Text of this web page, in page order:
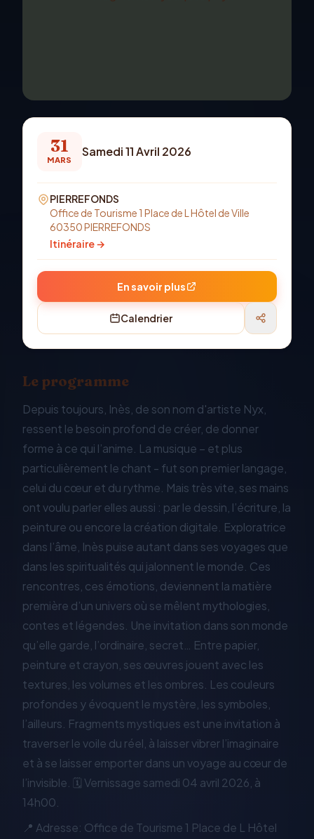
31
MARS
Samedi 11 Avril 2026
PIERREFONDS
Office de Tourisme 1 Place de L Hôtel de Ville
60350 PIERREFONDS
Itinéraire →
En savoir plus
Calendrier
Le programme
Depuis toujours, Inès, de son nom d'artiste Nyx,
ressent le besoin profond de créer, de donner
forme à ce qui l’anime. La musique – et plus
particulièrement le chant - fut son premier langage,
celui du cœur et du rythme. Mais très vite, ses mains
ont voulu parler elles aussi : par le dessin, l’écriture, la
peinture ou encore la création digitale. Exploratrice
dans l’âme, Inès puise autant dans ses voyages que
dans les spiritualités qui jalonnent le monde. Ces
rencontres, ces émotions, deviennent la matière
première d’un univers où se mêlent mythologies,
contes et légendes. Une invitation dans son monde
qu’elle garde, l’ordinaire, secret… Entre papier,
peinture et crayon, ses œuvres jouent avec les
textures, les volumes et les ombres. Les couleurs
profondes y évoquent le mystère, les symboles,
l’ailleurs. Fragments mystiques est une invitation à
traverser le voile du réel, à laisser vibrer l’imaginaire
et à se laisser emporter dans un voyage au cœur de
l’invisible. 🗓️ Vernissage samedi 04 avril 2026, à
14h00.
📍 Adresse: Office de Tourisme 1 Place de L Hôtel